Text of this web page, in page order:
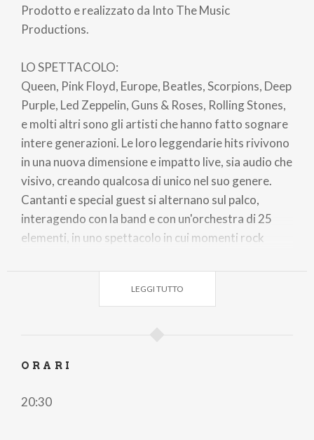
Prodotto e realizzato da Into The Music
Productions.
LO SPETTACOLO:
Queen, Pink Floyd, Europe, Beatles, Scorpions, Deep
Purple, Led Zeppelin, Guns & Roses, Rolling Stones,
e molti altri sono gli artisti che hanno fatto sognare
intere generazioni. Le loro leggendarie hits rivivono
in una nuova dimensione e impatto live, sia audio che
visivo, creando qualcosa di unico nel suo genere.
Cantanti e special guest si alternano sul palco,
interagendo con la band e con un'orchestra di 25
elementi, in uno spettacolo in cui momenti rock
maggiore intensità emotiva.
ascoltati nelle piattaforme streaming, così come le
LEGGI TUTTO
ORARI
20:30